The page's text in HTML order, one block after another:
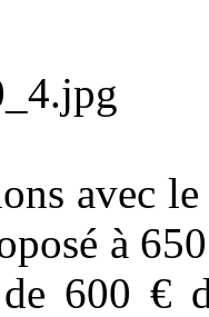
avec
à
600 €